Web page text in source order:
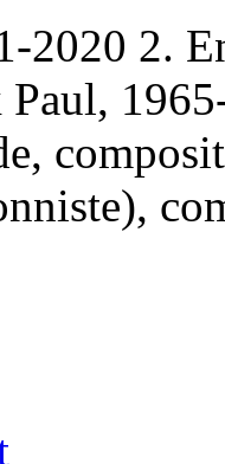
2020 2.
Paul,